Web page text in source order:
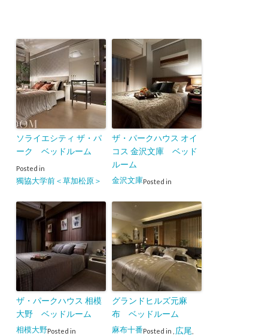
ソライエシティ ザ・パ
ーク ベッドルーム
Posted in
獨協大学前＜草加松原＞
ザ・パークハウス オイ
コス 金沢文庫 ベッド
ルーム
Posted in
金沢文庫
ザ・パークハウス 相模
大野 ベッドルーム
Posted in
相模大野
グランドヒルズ元麻
布 ベッドルーム
Posted in
麻布十番 広尾